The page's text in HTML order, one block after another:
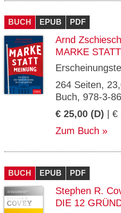
BUCH EPUB PDF
Arnd
MARKE
264 Seiten,
Buch, 978-3-
€ 25,00 (D) |
Zum Buch
BUCH EPUB PDF
Stephen R.
DIE 12